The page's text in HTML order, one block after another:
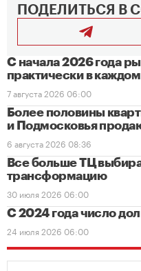
ПОДЕЛИТЬСЯ В
С начала 2026 года
практически в
7 августа 2026 06:00
Более половины
и Подмосковья
6 августа 2026 08:36
Все больше ТЦ
трансформацию
30 июля 2026 06:00
С 2024 года число
24 июля 2026 06:00